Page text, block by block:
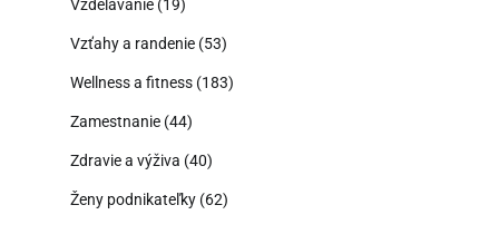
Vzdelávanie (19)
Vzťahy a randenie (53)
Wellness a fitness (183)
Zamestnanie (44)
Zdravie a výživa (40)
Ženy podnikateľky (62)